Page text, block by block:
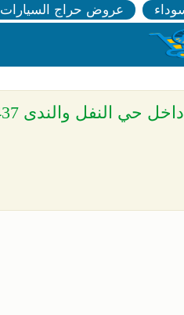
عروض حراج السيارات
النفل والندى 00533192437